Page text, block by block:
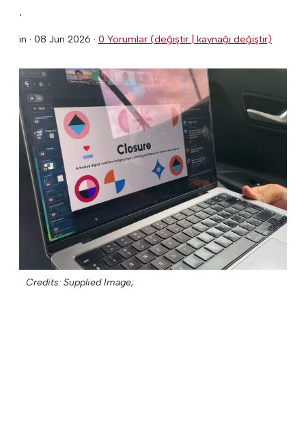
.
in · 08 Jun 2026 · 0 Yorumlar (değiştir | kaynağı değiştir)
Credits: Supplied Image;